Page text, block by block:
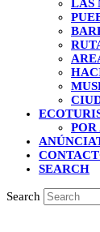
LAS
SEARCH
Search